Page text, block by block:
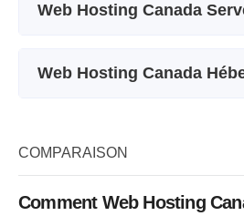
Web Hosting Canada
Stockage
RAM
Web Hosting Canada
Stockage
COMPARAISON
Comment Web Hosting